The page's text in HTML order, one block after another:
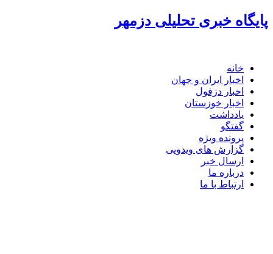
پرش
به
پایگاه خبری تحلیلی دزمهر
خانه
اخبار ایران و جهان
اخبار دزفول
اخبار خوزستان
یادداشت
گفتگو
پرونده ویژه
گزارش های ویدویی
ارسال خبر
درباره ما
ارتباط با ما